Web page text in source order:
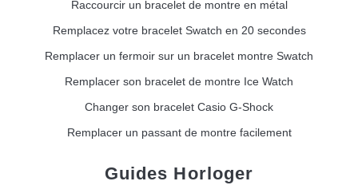
Raccourcir un bracelet de montre en métal
Remplacez votre bracelet Swatch en 20 secondes
Remplacer un fermoir sur un bracelet montre Swatch
Remplacer son bracelet de montre Ice Watch
Changer son bracelet Casio G-Shock
Remplacer un passant de montre facilement
Guides Horloger